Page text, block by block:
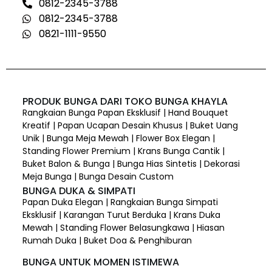
0812-2345-3788
0812-2345-3788
0821-1111-9550
PRODUK BUNGA DARI TOKO BUNGA KHAYLA
Rangkaian Bunga Papan Eksklusif | Hand Bouquet
Kreatif | Papan Ucapan Desain Khusus | Buket Uang
Unik | Bunga Meja Mewah | Flower Box Elegan |
Standing Flower Premium | Krans Bunga Cantik |
Buket Balon & Bunga | Bunga Hias Sintetis | Dekorasi
Meja Bunga | Bunga Desain Custom
BUNGA DUKA & SIMPATI
Papan Duka Elegan | Rangkaian Bunga Simpati
Eksklusif | Karangan Turut Berduka | Krans Duka
Mewah | Standing Flower Belasungkawa | Hiasan
Rumah Duka | Buket Doa & Penghiburan
BUNGA UNTUK MOMEN ISTIMEWA